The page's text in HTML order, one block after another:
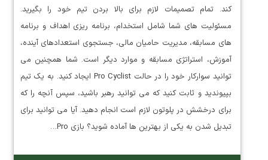
کند. تمام تصمیمات لازم برای بالا بردن تیم خود را بگیرید.
مسئولیت های شما شامل استخدام، برنامه ریزی اهداف و برنامه
های مسابقه، مدیریت حامیان مالی، جستجوی استعدادهای آینده،
آموزش، استراتژی مسابقه و موارد دیگر است. شما همچنین می
توانید سوارکار خود را در حالت Pro Cyclist ایجاد کنید. به یک تیم
بپیوندید و ثابت کنید که می توانید رهبر باشید، سپس آنچه را که
برای درخشش در پلوتون لازم است انجام دهید. آیا می توانید برای
تبدیل شدن به یکی از بهترین ها آماده شوید؟ بازی Pro…